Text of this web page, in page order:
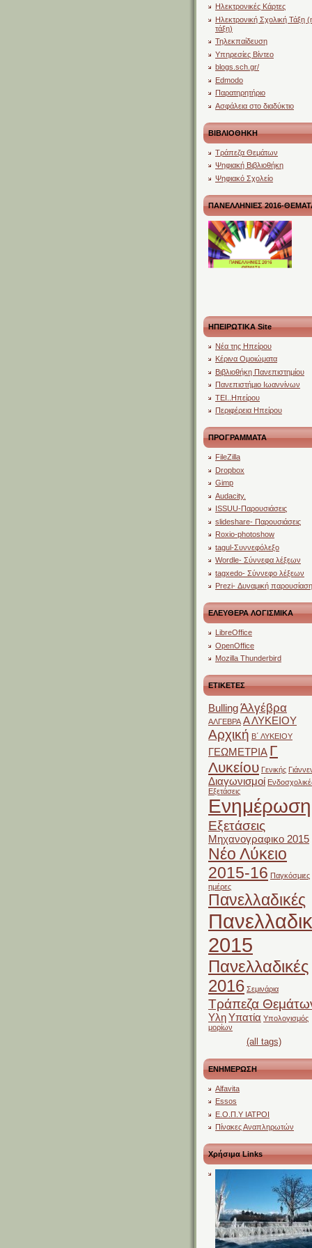
Ηλεκτρονικές Κάρτες
Ηλεκτρονική Σχολική Τάξη
τάξη)
Τηλεκπαίδευση
Υπηρεσίες Βίντεο
blogs.sch.gr/
Edmodo
Παρατηρητήριο
Ασφάλεια στο διαδύκτιο
ΒΙΒΛΙΟΘΗΚΗ
Τράπεζα Θεμάτων
Ψηφιακή Βιβλιοθήκη
Ψηφιακό Σχολείο
ΠΑΝΕΛΛΗΝΙΕΣ 2016-
ΗΠΕΙΡΩΤΙΚΑ Site
Νέα της Ηπείρου
Κέρινα Ομοιώματα
Βιβλιοθήκη Πανεπιστημίου
Πανεπιστήμιο Ιωαννίνων
ΤΕΙ..Ηπείρου
Περιφέρεια Ηπείρου
ΠΡΟΓΡΑΜΜΑΤΑ
FileZilla
Dropbox
Gimp
Audacity.
ISSUU-Παρουσιάσεις
slideshare- Παρουσιάσεις
Roxio-photoshow
tagul-Συννεφόλεξο
Wordle- Σύννεφα λέξεων
tagxedo- Σύννεφο λέξεων
Prezi- Δυναμική παρουσίαση
ΕΛΕΥΘΕΡΑ ΛΟΓΙΣΜΙΚΑ
LibreOffice
OpenOffice
Mozilla Thunderbird
ΕΤΙΚΕΤΕΣ
BullingΆλγέβρα
ΑΛΓΕΒΡΑ Α ΛΥΚΕΙΟΥ
Αρχική Β΄ ΛΥΚΕΙΟΥ
ΓΕΩΜΕΤΡΙΑ Γ
Λυκείου Γενικής
Διαγωνισμοί
Εξετάσεις
Ενημέρωση
Εξετάσεις
Μηχανογραφικο 2015
Νέο Λύκειο
2015-16 Παγκόσμιες
ημέρες
Πανελλαδικές
2015
Πανελλαδικές
2016 Σεμινάρια
Τράπεζα
ΥληΥπατία Υπολογισμός
μορίων
(all tags)
ΕΝΗΜΕΡΩΣΗ
Alfavita
Essos
Ε.Ο.Π.Υ ΙΑΤΡΟΙ
Πίνακες Αναπληρωτών
Χρήσιμα Links